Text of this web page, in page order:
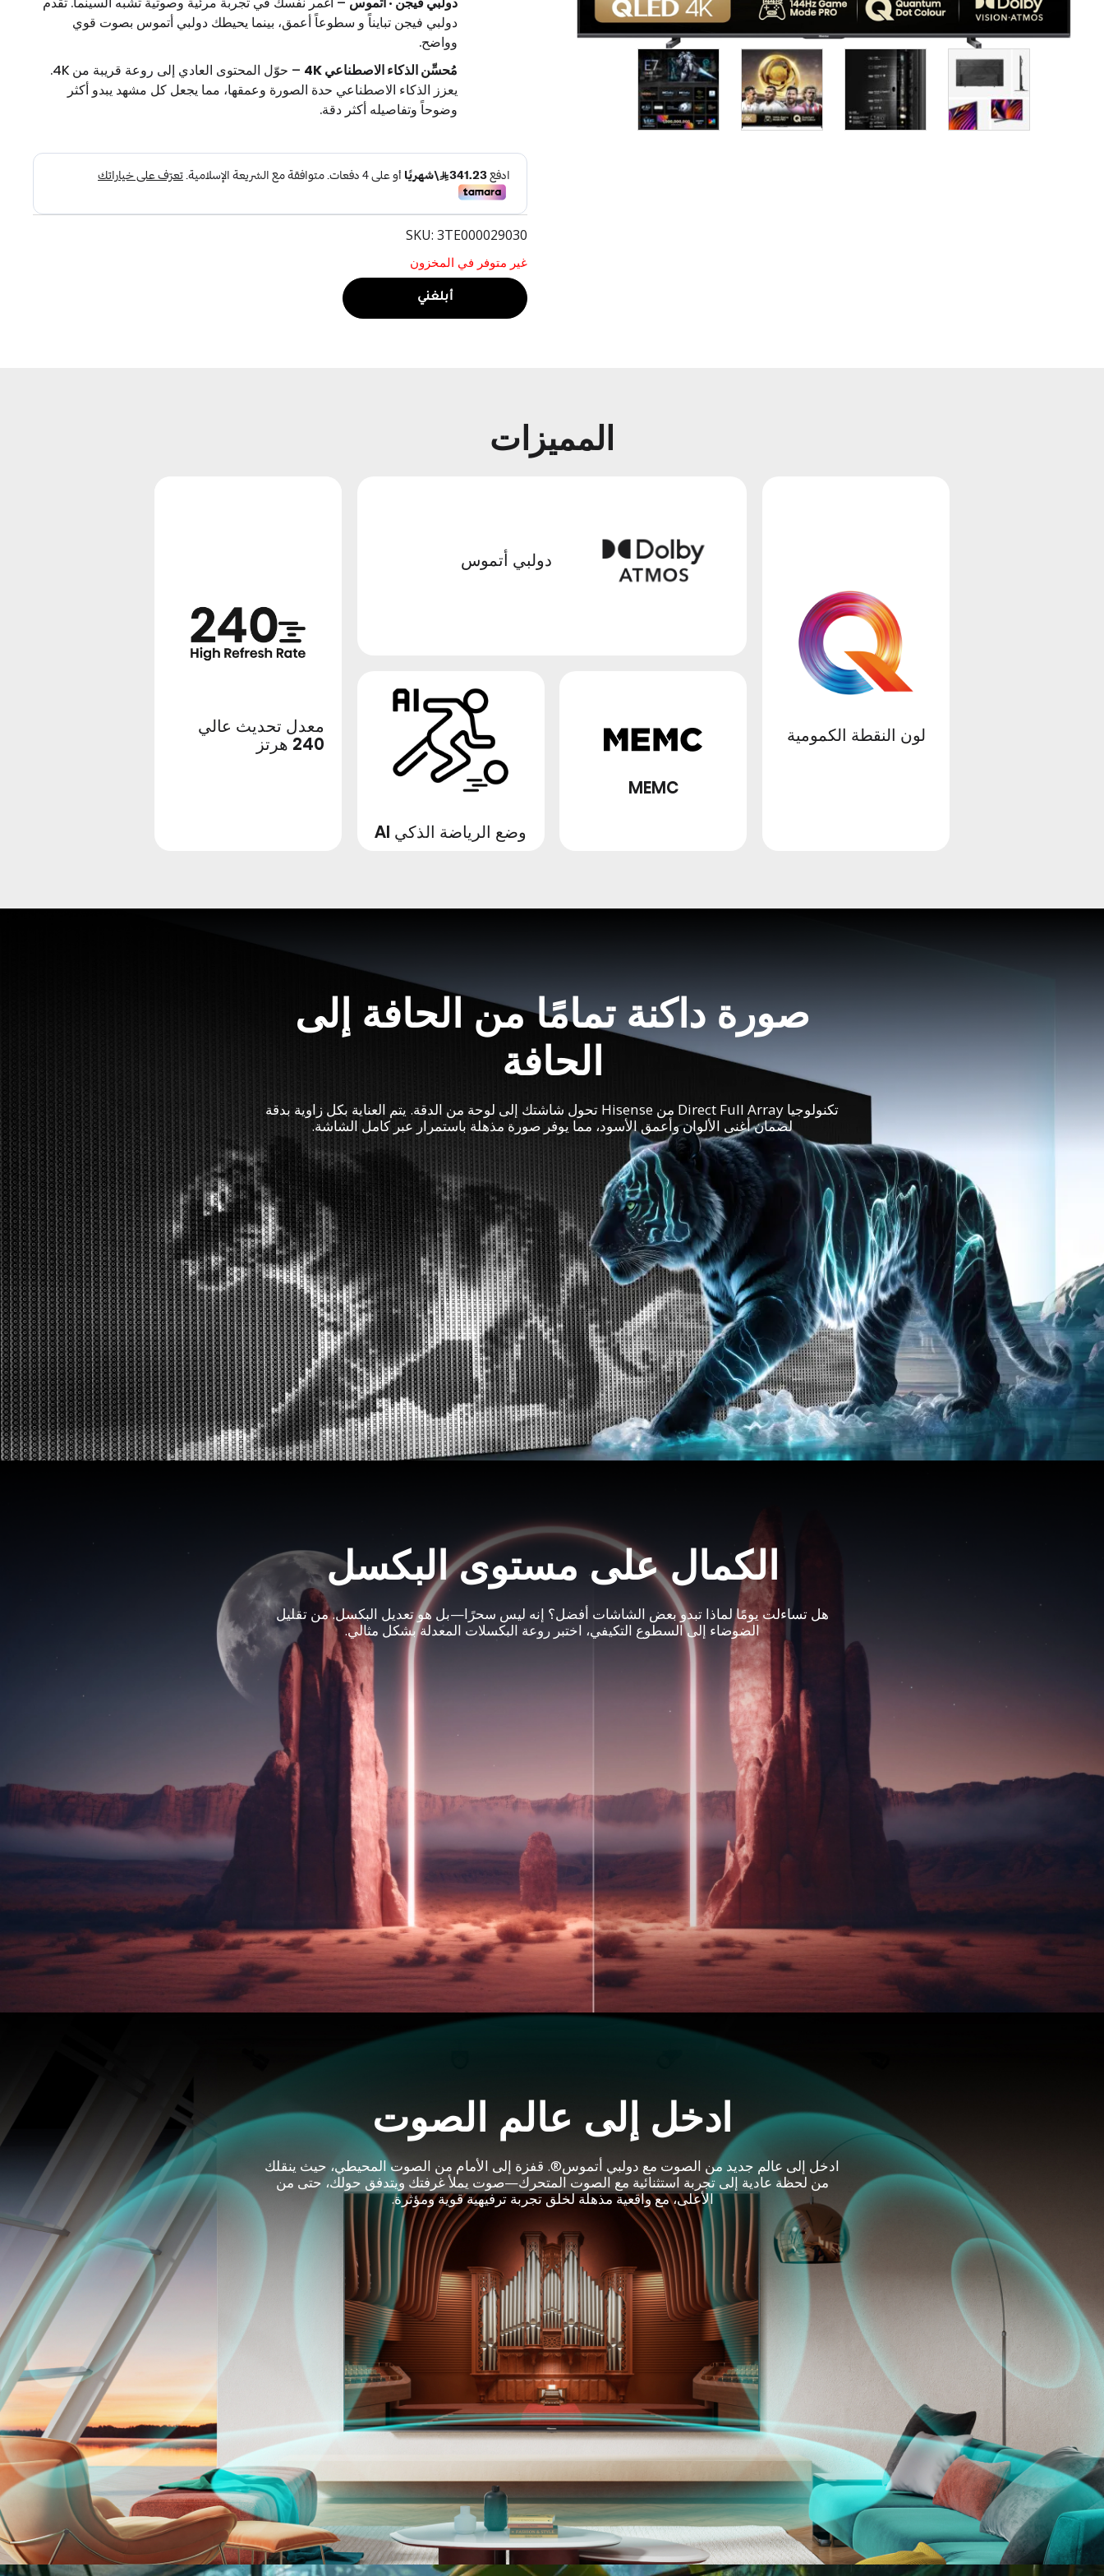
دولبي فيجن تبايناً و سطوعاً أعمق، بينما يحيطك دولبي أتموس بصوت قوي
وواضح.
مُحسِّن الذكاء الاصطناعي 4K
– حوّل المحتوى العادي إلى روعة قريبة من 4K.
يعزز الذكاء الاصطناعي حدة الصورة وعمقها، مما يجعل كل مشهد يبدو أكثر
وضوحاً وتفاصيله أكثر دقة.
SKU: 3TE000029030
غير متوفر في المخزون
أبلغني
المميزات
لون النقطة الكمومية
دولبي أتموس
وضع الألعاب PLUS
معدل تحديث عالي
240 هرتز
MEMC
وضع الرياضة الذكي AI
صورة داكنة تمامًا من الحافة إلى
الحافة
تكنولوجيا Direct Full Array من Hisense تحول شاشتك إلى لوحة من الدقة. يتم العناية بكل زاوية بدقة
لضمان أغنى الألوان وأعمق الأسود، مما يوفر صورة مذهلة باستمرار عبر كامل الشاشة.
الكمال على مستوى البكسل
هل تساءلت يومًا لماذا تبدو بعض الشاشات أفضل؟ إنه ليس سحرًا—بل هو تعديل البكسل. من تقليل
الضوضاء إلى السطوع التكيفي، اختبر روعة البكسلات المعدلة بشكل مثالي.
ادخل إلى عالم الصوت
ادخل إلى عالم جديد من الصوت مع دولبي أتموس®. قفزة إلى الأمام من الصوت المحيطي، حيث ينقلك
من لحظة عادية إلى تجربة استثنائية مع الصوت المتحرك—صوت يملأ غرفتك ويتدفق حولك، حتى من
الأعلى، مع واقعية مذهلة لخلق تجربة ترفيهية قوية ومؤثرة.